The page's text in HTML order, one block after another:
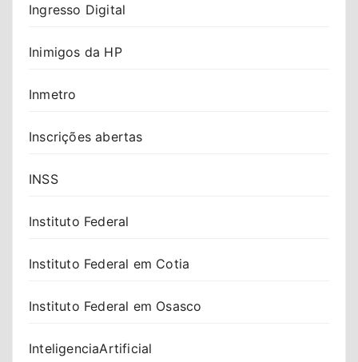
Ingresso Digital
Inimigos da HP
Inmetro
Inscrições abertas
INSS
Instituto Federal
Instituto Federal em Cotia
Instituto Federal em Osasco
InteligenciaArtificial